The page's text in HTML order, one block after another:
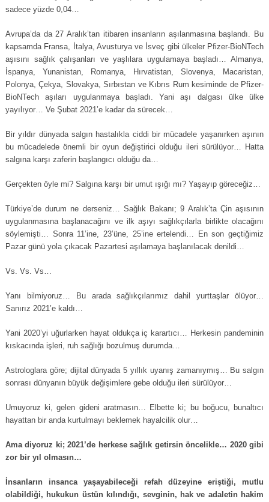
sadece yüzde 0,04…
Avrupa’da da 27 Aralık’tan itibaren insanların aşılanmasına başlandı. Bu
kapsamda Fransa, İtalya, Avusturya ve İsveç gibi ülkeler Pfizer-BioNTech
aşısını sağlık çalışanları ve yaşlılara uygulamaya başladı… Almanya,
İspanya, Yunanistan, Romanya, Hırvatistan, Slovenya, Macaristan,
Polonya, Çekya, Slovakya, Sırbıstan ve Kıbrıs Rum kesiminde de Pfizer-
BioNTech aşıları uygulanmaya başladı. Yani aşı dalgası ülke ülke
yayılıyor… Ve Şubat 2021’e kadar da sürecek…
Bir yıldır dünyada salgın hastalıkla ciddi bir mücadele yaşanırken aşının
bu mücadelede önemli bir oyun değiştirici olduğu ileri sürülüyor… Hatta
salgına karşı zaferin başlangıcı olduğu da…
Gerçekten öyle mi? Salgına karşı bir umut ışığı mı? Yaşayıp göreceğiz…
Türkiye’de durum ne derseniz… Sağlık Bakanı; 9 Aralık’ta Çin aşısının
uygulanmasına başlanacağını ve ilk aşıyı sağlıkçılarla birlikte olacağını
söylemişti… Sonra 11’ine, 23’üne, 25’ine ertelendi… En son geçtiğimiz
Pazar günü yola çıkacak Pazartesi aşılamaya başlanılacak denildi…
Vs. Vs. Vs…
Yanı bilmiyoruz… Bu arada sağlıkçılarımız dahil yurttaşlar ölüyor…
Sanırız 2021’e kaldı…
Yani 2020’yi uğurlarken hayat oldukça iç karartıcı… Herkesin pandeminin
kıskacında işleri, ruh sağlığı bozulmuş durumda…
Astrologlara göre; dijital dünyada 5 yıllık uyanış zamanıymış… Bu salgın
sonrası dünyanın büyük değişimlere gebe olduğu ileri sürülüyor…
Umuyoruz ki, gelen gideni aratmasın… Elbette ki; bu boğucu, bunaltıcı
hayattan bir anda kurtulmayı beklemek hayalcilik olur…
Ama diyoruz ki; 2021’de herkese sağlık getirsin öncelikle… 2020 gibi
zor bir yıl olmasın…
İnsanların insanca yaşayabileceği refah düzeyine eriştiği, mutlu
olabildiği, hukukun üstün kılındığı, sevginin, hak ve adaletin hakim